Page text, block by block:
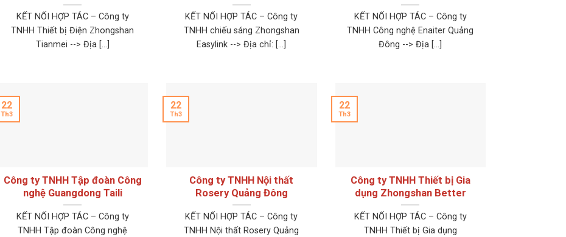
KẾT NỐI HỢP TÁC – Công ty
TNHH Thiết bị Điện Zhongshan
Tianmei --> Địa [...]
KẾT NỐI HỢP TÁC – Công ty
TNHH chiếu sáng Zhongshan
Easylink --> Địa chỉ: [...]
KẾT NỐI HỢP TÁC – Công ty
TNHH Công nghệ Enaiter Quảng
Đông --> Địa [...]
Công ty TNHH Tập đoàn Công
nghệ Guangdong Taili
KẾT NỐI HỢP TÁC – Công ty
TNHH Tập đoàn Công nghệ
22
Th3
Công ty TNHH Nội thất
Rosery Quảng Đông
KẾT NỐI HỢP TÁC – Công ty
TNHH Nội thất Rosery Quảng
22
Th3
Công ty TNHH Thiết bị Gia
dụng Zhongshan Better
KẾT NỐI HỢP TÁC – Công ty
TNHH Thiết bị Gia dụng
22
Th3